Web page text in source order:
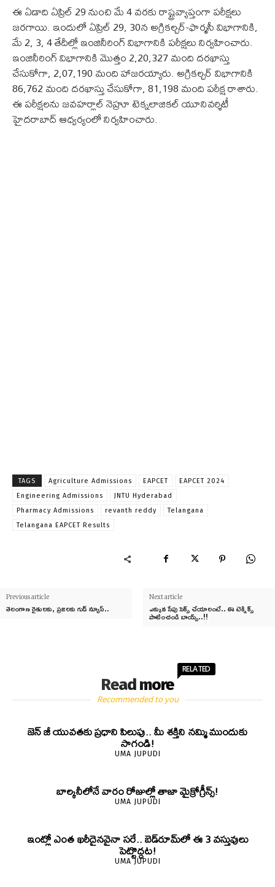
ఈ ఏడాది ఏప్రిల్ 29 నుంచి మే 4 వరకు రాష్ట్రవ్యాప్తంగా పరీక్షలు
జరగాయి. ఇందులో ఏప్రిల్ 29, 30న అగ్రికల్చర్-ఫార్మసీ విభాగానికి,
మే 2, 3, 4 తేదీల్లో ఇంజినీరింగ్ విభాగానికి పరీక్షలు నిర్వహించారు.
ఇంజినీరింగ్ విభాగానికి మొత్తం 2,20,327 మంది దరఖాస్తు
చేసుకోగా, 2,07,190 మంది హాజరయ్యారు. అగ్రికల్చర్ విభాగానికి
86,762 మంది దరఖాస్తు చేసుకోగా, 81,198 మంది పరీక్ష రాశారు.
ఈ పరీక్షలను జవహర్లాల్ నెహ్రూ టెక్నలాజికల్ యూనివర్శిటీ
హైదరాబాద్ ఆధ్వర్యంలో నిర్వహించారు.
TAGS Agriculture Admissions EAPCET
EAPCET 2024
Engineering Admissions
JNTU Hyderabad
Pharmacy Admissions
revanth reddy
Telangana
Telangana EAPCET Results
Previous article
తెలంగాణ రైతులకు, ప్రజలకు గుడ్ న్యూస్..
Next article
ఎక్కువ సేపు సెక్స్‌ చేయాలంటే.. ఈ టెక్నిక్స్‌
పాటించండి బాయ్స్‌..!!
Read more
RELATED
Recommended to you
జెన్‌ జీ యువతకు ప్రధాని పిలుపు.. మీ శక్తిని నమ్మి ముందుకు
సాగండి!
UMA JUPUDI
బాల్కనీలోనే వారం రోజుల్లో తాజా మైక్రోగ్రీన్స్‌!
UMA JUPUDI
ఇంట్లో ఎంత ఖరీదైనవైనా సరే.. బెడ్‌రూమ్‌లో ఈ 3 వస్తువులు
పెట్టొద్దట!
UMA JUPUDI